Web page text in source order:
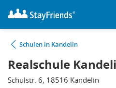
Schulen in Kandelin
Realschule
Schulstr. 6, 18516 Kandelin